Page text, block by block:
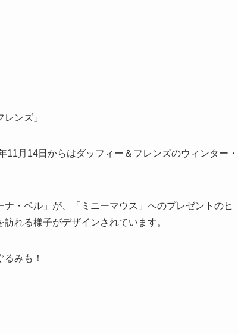
ンズ」
月14日からはダッフィー＆フレンズのウィンター・
・ベル」が、「ミニーマウス」へのプレゼントのヒ
れる様子がデザインされています。
みも！